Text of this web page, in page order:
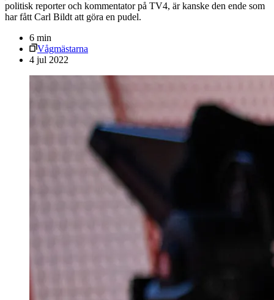
politisk reporter och kommentator på TV4, är kanske den ende som
har fått Carl Bildt att göra en pudel.
6 min
Vågmästarna
4 jul 2022